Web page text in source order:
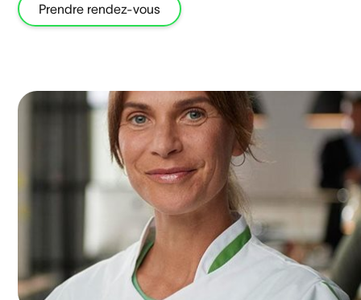
Prendre rendez-vous